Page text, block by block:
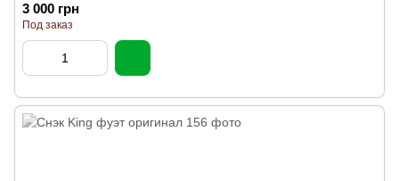
3 000 грн
Под заказ